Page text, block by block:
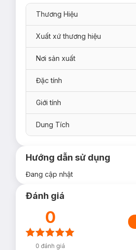
Thương Hiệu
Xuất xứ thương hiệu
Nơi sản xuất
Đặc tính
Giới tính
Dung Tích
Hướng dẫn sử dụng
Đang cập nhật
Đánh giá
0
0 đánh giá